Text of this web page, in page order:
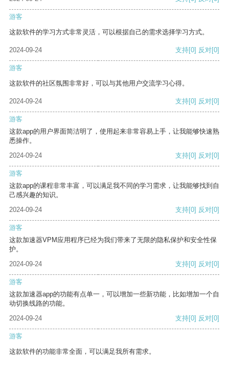
游客
这款软件的学习方式非常灵活，可以根据自己的需求选择学习方式。
2024-09-24 支持[0] 反对[0]
游客
这款软件的社区氛围非常好，可以与其他用户交流学习心得。
2024-09-24 支持[0] 反对[0]
游客
这款app的用户界面简洁明了，使用起来非常容易上手，让我能够快速熟
悉操作。
2024-09-24
支持[0] 反对[0]
游客
这款app的课程非常丰富，可以满足我不同的学习需求，让我能够找到自
己感兴趣的知识。
2024-09-24
支持[0] 反对[0]
游客
这款加速器VPM应用程序已经为我们带来了无限的隐私保护和安全性保
护。
2024-09-24
支持[0] 反对[0]
游客
这款加速器app的功能有点单一，可以增加一些新功能，比如增加一个自
动切换线路的功能。
2024-09-24
支持[0] 反对[0]
游客
这款软件的功能非常全面，可以满足我所有需求。